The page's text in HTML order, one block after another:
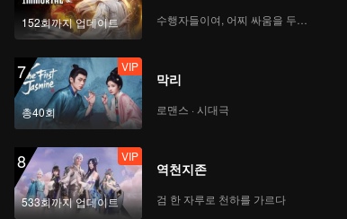
152회까지 업데이트
7
총40회
VIP
막리
로맨스 · 시대극
8
533회까지 업데이트
VIP
역천지존
검 한 자루로 천하를 가르다